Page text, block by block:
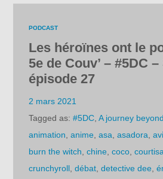
PODCAST
Les héroïnes ont le
5e de Couv’ – #5DC
épisode 27
2 mars 2021
Tagged as:#5DC ,A journey
animation ,anime ,asa ,asadora ,
burn the witch ,chine ,coco ,
crunchyroll ,débat ,detective dee ,